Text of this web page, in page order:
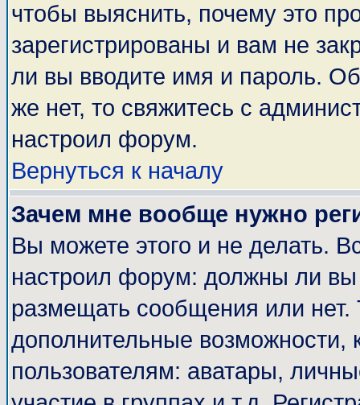
чтобы выяснить, почему это
зарегистрированы и вам не
ли вы вводите имя и пароль.
же нет, то свяжитесь с
настроил форум.
Вернуться к началу
Зачем мне вообще нужно
Вы можете этого и не делать.
настроил форум: должны ли вы
размещать сообщения или
дополнительные
пользователям: аватары,